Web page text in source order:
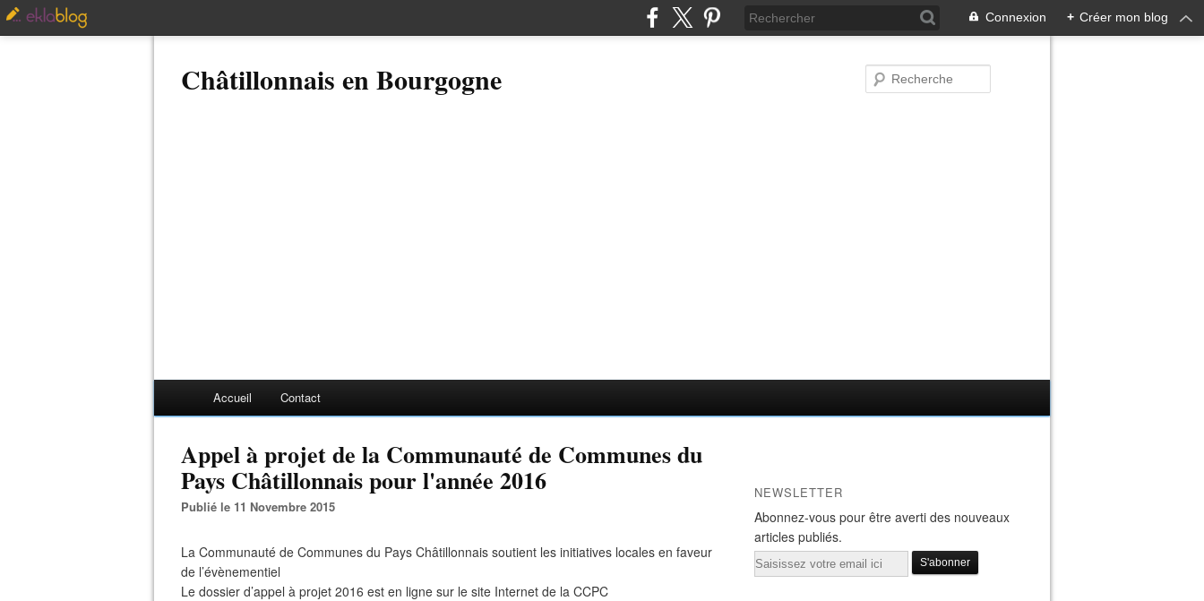
Connexion + Créer mon blog
Châtillonnais en Bourgogne
Accueil Contact
Appel à projet de la Communauté de Communes du
Pays Châtillonnais pour l'année 2016
Publié le 11 Novembre 2015
La Communauté de Communes du Pays Châtillonnais soutient les initiatives locales en faveur
de l’évènementiel
Le dossier d’appel à projet 2016 est en ligne sur le site Internet de la CCPC
NEWSLETTER
Abonnez-vous pour être averti des nouveaux
articles publiés.
Email